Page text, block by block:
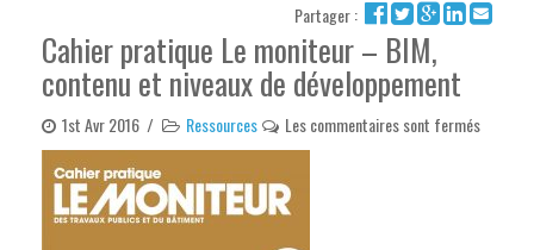
Partager :
Cahier pratique Le moniteur – BIM,
contenu et niveaux de développement
1st Avr 2016 / Ressources Les commentaires sont fermés